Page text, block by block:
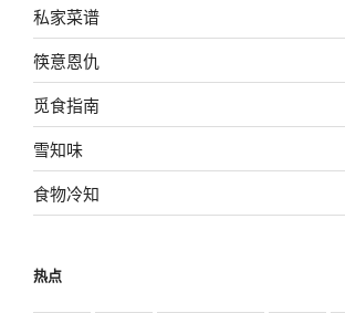
私家菜谱
筷意恩仇
觅食指南
雪知味
食物冷知
热点